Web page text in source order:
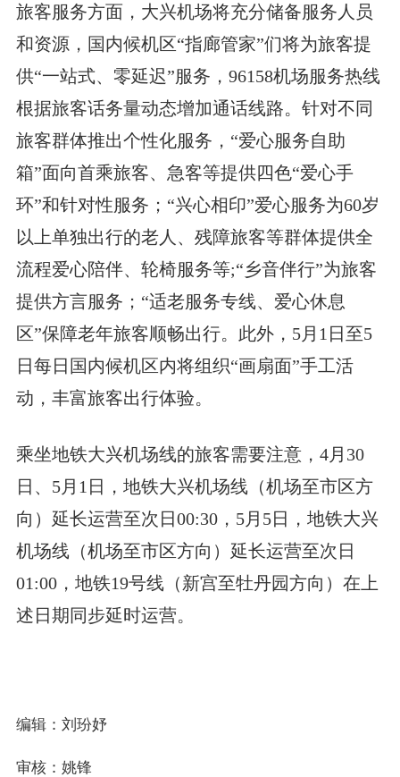
旅客服务方面，大兴机场将充分储备服务人员
和资源，国内候机区“指廊管家”们将为旅客提
供“一站式、零延迟”服务，96158机场服务热线
根据旅客话务量动态增加通话线路。针对不同
旅客群体推出个性化服务，“爱心服务自助
箱”面向首乘旅客、急客等提供四色“爱心手
环”和针对性服务；“兴心相印”爱心服务为60岁
以上单独出行的老人、残障旅客等群体提供全
流程爱心陪伴、轮椅服务等;“乡音伴行”为旅客
提供方言服务；“适老服务专线、爱心休息
区”保障老年旅客顺畅出行。此外，5月1日至5
日每日国内候机区内将组织“画扇面”手工活
动，丰富旅客出行体验。
乘坐地铁大兴机场线的旅客需要注意，4月30
日、5月1日，地铁大兴机场线（机场至市区方
向）延长运营至次日00:30，5月5日，地铁大兴
机场线（机场至市区方向）延长运营至次日
01:00，地铁19号线（新宫至牡丹园方向）在上
述日期同步延时运营。
编辑：刘玢妤
审核：姚锋